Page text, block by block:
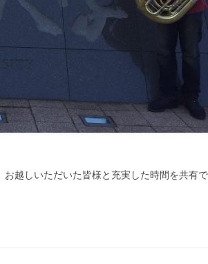
お越しいただいた皆様と充実した時間を共有